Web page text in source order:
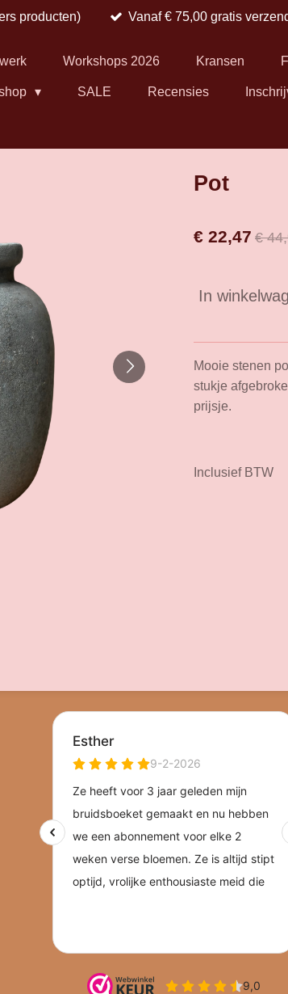
producten) Vanaf € 75,00 gratis
Workshops 2026 Kransen
SALE Recensies
Pot
€ 22,47 €
In
Mooie stenen
stukje
prijsje.
Inclusief BTW